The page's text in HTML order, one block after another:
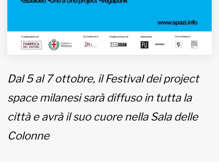
Dal 5 al 7 ottobre, il Festival dei project
space milanesi sarà diffuso in tutta la
città e avrà il suo cuore nella Sala delle
Colonne